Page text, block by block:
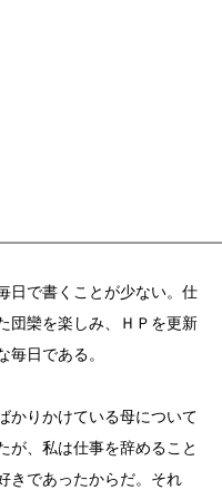
日で書くことが少ない。仕
団欒を楽しみ、ＨＰを更新
日である。
かりかけている母について
が、私は仕事を辞めること
きであったからだ。それ